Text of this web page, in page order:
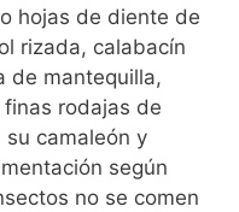
hojas de diente de
rizada, calabacín
de mantequilla,
rodajas de
su camaleón y
según
no se comen